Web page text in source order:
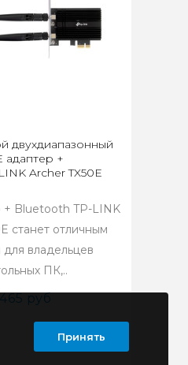
двухдиапазонный
адаптер +
Archer TX50E
+ Bluetooth TP-LINK
станет отличным
владельцев
ПК,..
руб
Принять